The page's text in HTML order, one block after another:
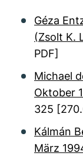
Géza
(Zsolt K.
PDF]
Michael
Oktober
325
Kálmán
März